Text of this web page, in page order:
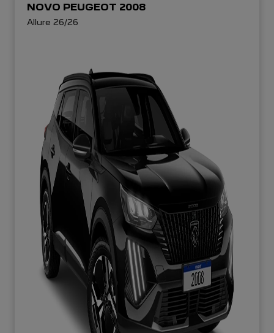
NOVO PEUGEOT 2008
Allure 26/26